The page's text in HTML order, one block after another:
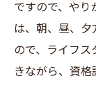
ですので、やり
は、朝、昼、夕
ので、ライフス
きながら、資